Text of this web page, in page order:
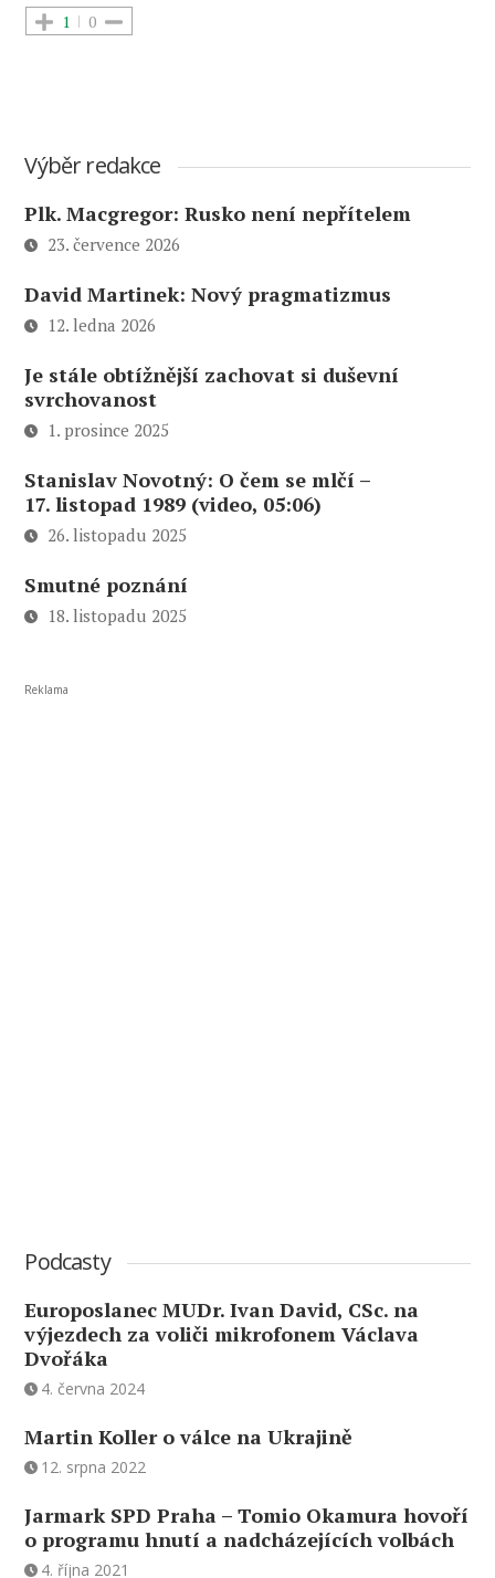
1 0
Výběr redakce
Plk. Macgregor: Rusko není nepřítelem
23. července 2026
David Martinek: Nový pragmatizmus
12. ledna 2026
Je stále obtížnější zachovat si duševní
svrchovanost
1. prosince 2025
Stanislav Novotný: O čem se mlčí –
17. listopad 1989 (video, 05:06)
26. listopadu 2025
Smutné poznání
18. listopadu 2025
Reklama
Podcasty
Europoslanec MUDr. Ivan David, CSc. na
výjezdech za voliči mikrofonem Václava
Dvořáka
4. června 2024
Martin Koller o válce na Ukrajině
12. srpna 2022
Jarmark SPD Praha – Tomio Okamura hovoří
o programu hnutí a nadcházejících volbách
4. října 2021